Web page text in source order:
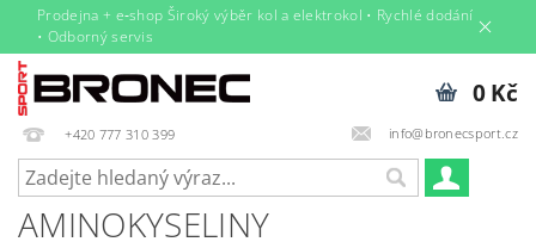
Prodejna + e‑shop Široký výběr kol a elektrokol • Rychlé dodání
• Odborný servis
+420 777 310 399 info@bronecsport.cz
0 Kč
AMINOKYSELINY